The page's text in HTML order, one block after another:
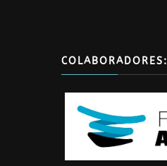
COLABORADORES: